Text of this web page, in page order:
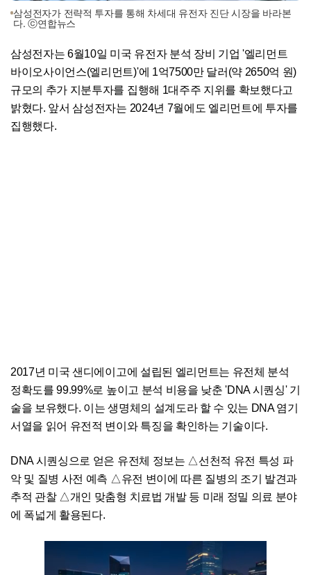
삼성전자가 전략적 투자를 통해 차세대 유전자 진단 시장을 바라본
다. ⓒ연합뉴스
삼성전자는 6월10일 미국 유전자 분석 장비 기업 '엘리먼트
바이오사이언스(엘리먼트)'에 1억7500만 달러(약 2650억 원)
규모의 추가 지분투자를 집행해 1대주주 지위를 확보했다고
밝혔다. 앞서 삼성전자는 2024년 7월에도 엘리먼트에 투자를
집행했다.
2017년 미국 샌디에이고에 설립된 엘리먼트는 유전체 분석
정확도를 99.99%로 높이고 분석 비용을 낮춘 'DNA 시퀀싱' 기
술을 보유했다. 이는 생명체의 설계도라 할 수 있는 DNA 염기
서열을 읽어 유전적 변이와 특징을 확인하는 기술이다.
DNA 시퀀싱으로 얻은 유전체 정보는 △선천적 유전 특성 파
악 및 질병 사전 예측 △유전 변이에 따른 질병의 조기 발견과
추적 관찰 △개인 맞춤형 치료법 개발 등 미래 정밀 의료 분야
에 폭넓게 활용된다.